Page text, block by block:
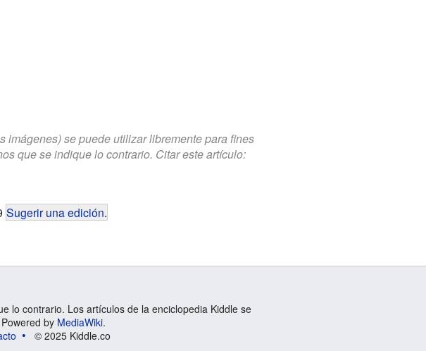
imágenes) se puede utilizar libremente para fines
que se indique lo contrario. Citar este artículo:
Sugerir una edición.
lo contrario. Los artículos de la enciclopedia Kiddle se
by MediaWiki.
© 2025 Kiddle.co